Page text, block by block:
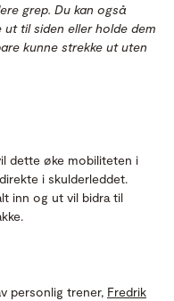
grep. Du kan også
til siden eller holde dem
kunne strekke ut uten
dette øke mobiliteten i
i skulderleddet.
inn og ut vil bidra til
personlig trener, Fredrik